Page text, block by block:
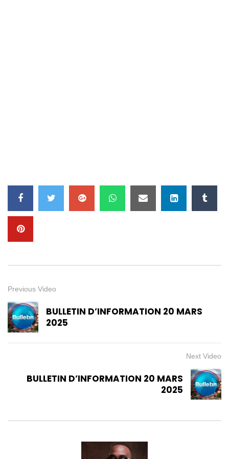
Previous Video
BULLETIN D’INFORMATION 20 MARS
2025
Next Video
BULLETIN D’INFORMATION 20 MARS
2025